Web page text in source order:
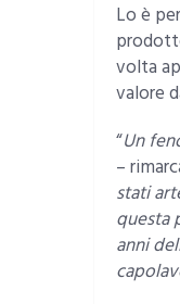
Lo è
volta
valore
“Un
–
stati
questa
anni